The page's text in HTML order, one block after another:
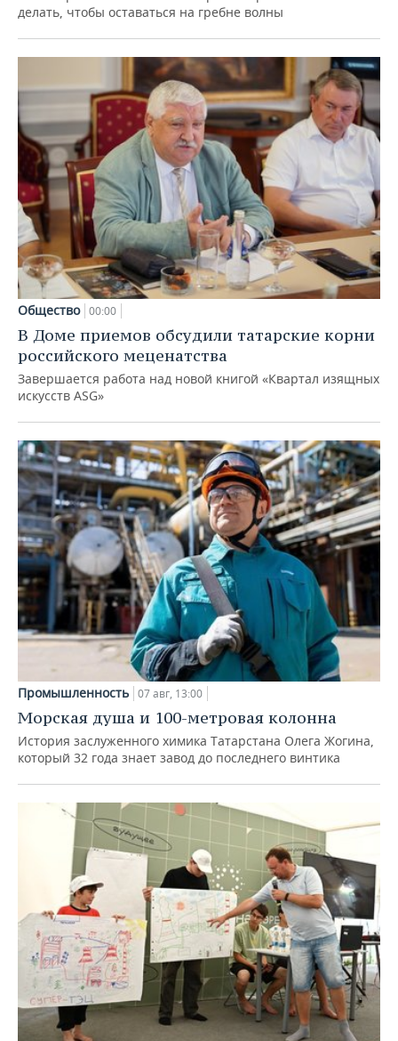
делать, чтобы оставаться на гребне волны
Общество 00:00
В Доме приемов обсудили татарские корни
российского меценатства
Завершается работа над новой книгой «Квартал изящных
искусств ASG»
Промышленность 07 авг, 13:00
Морская душа и 100-метровая колонна
История заслуженного химика Татарстана Олега Жогина,
который 32 года знает завод до последнего винтика